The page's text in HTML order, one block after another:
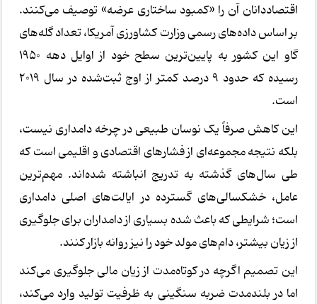
اقتصاددانان آن را «کمبود ساختاری عرضه» توصیف می‌کنند.
بر اساس داده‌های رسمی وزارت کشاورزی آمریکا، تعداد گله‌های
گاو این کشور به پایین‌ترین سطح خود از اوایل دهه ۱۹۵۰
رسیده که حدود ۹ درصد کمتر از اوج ثبت‌شده در سال ۲۰۱۹
است.
این کاهش صرفاً یک نوسان طبیعی در چرخه دامداری نیست،
بلکه نتیجه مجموعه‌ای از فشارهای اقتصادی و اقلیمی است که
طی سال‌های گذشته به تدریج انباشته شده‌اند. مهم‌ترین
عامل، خشکسالی‌های گسترده در ایالت‌های اصلی دامداری
است؛ شرایطی که باعث شده بسیاری از دامداران برای جلوگیری
از زیان بیشتر، دام‌های مولد خود را نیز روانه بازار کنند.
این تصمیم اگرچه در کوتاه‌مدت از زیان مالی جلوگیری می‌کند
اما در بلندمدت ضربه سنگینی به ظرفیت تولید وارد می‌کند،